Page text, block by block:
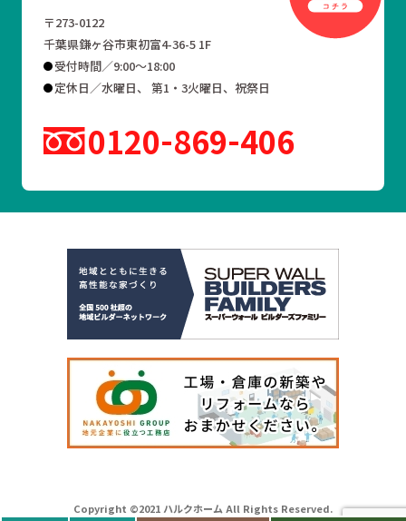
〒273-0122
千葉県鎌ヶ谷市東初富4-36-5 1F
受付時間／9:00～18:00
定休日／水曜日、 第1・3火曜日、祝祭日
0120 869 406
Copyright ©2021 ハルクホーム All Rights Reserved.